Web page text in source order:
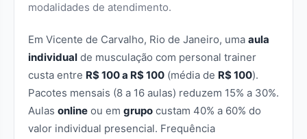
modalidades de atendimento.
Em Vicente de Carvalho, Rio de Janeiro, uma aula
individual de musculação com personal trainer
custa entre R$ 100 a R$ 100 (média de R$ 100).
Pacotes mensais (8 a 16 aulas) reduzem 15% a 30%.
Aulas online ou em grupo custam 40% a 60% do
valor individual presencial. Frequência